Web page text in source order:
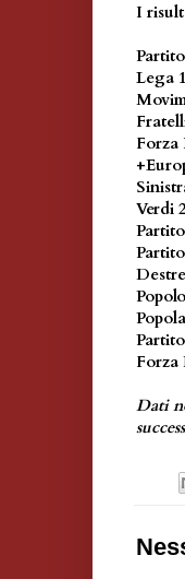
I
Lega
Forza
Verdi
Forza
Dati